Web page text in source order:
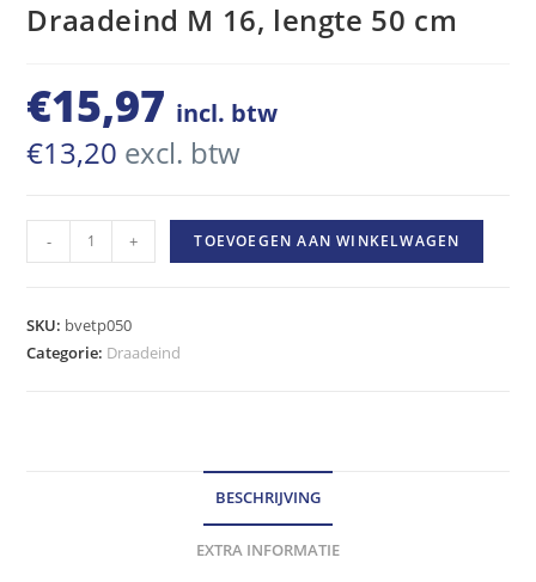
Draadeind M 16, lengte 50 cm
€15,97 incl. btw
€13,20 excl. btw
Draadeind
M
lengte
50
- + TOEVOEGEN AAN WINKELWAGEN
SKU: bvetp050
Categorie: Draadeind
BESCHRIJVING
EXTRA INFORMATIE